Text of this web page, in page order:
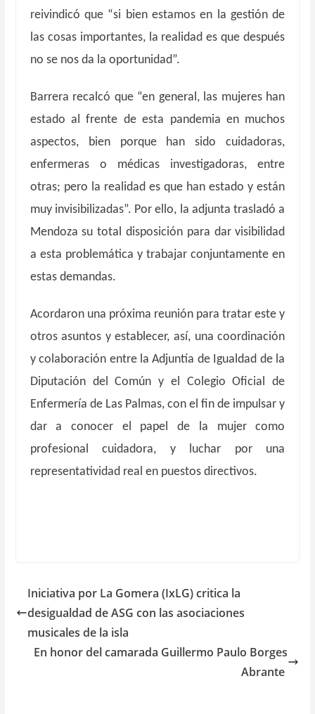
reivindicó que “si bien estamos en la gestión de
las cosas importantes, la realidad es que después
no se nos da la oportunidad”.
Barrera recalcó que “en general, las mujeres han
estado al frente de esta pandemia en muchos
aspectos, bien porque han sido cuidadoras,
enfermeras o médicas investigadoras, entre
otras; pero la realidad es que han estado y están
muy invisibilizadas”. Por ello, la adjunta trasladó a
Mendoza su total disposición para dar visibilidad
a esta problemática y trabajar conjuntamente en
estas demandas.
Acordaron una próxima reunión para tratar este y
otros asuntos y establecer, así, una coordinación
y colaboración entre la Adjuntía de Igualdad de la
Diputación del Común y el Colegio Oficial de
Enfermería de Las Palmas, con el fin de impulsar y
dar a conocer el papel de la mujer como
profesional cuidadora, y luchar por una
representatividad real en puestos directivos.
Iniciativa por La Gomera (IxLG) critica la
desigualdad de ASG con las asociaciones
musicales de la isla
En honor del camarada Guillermo Paulo Borges
Abrante